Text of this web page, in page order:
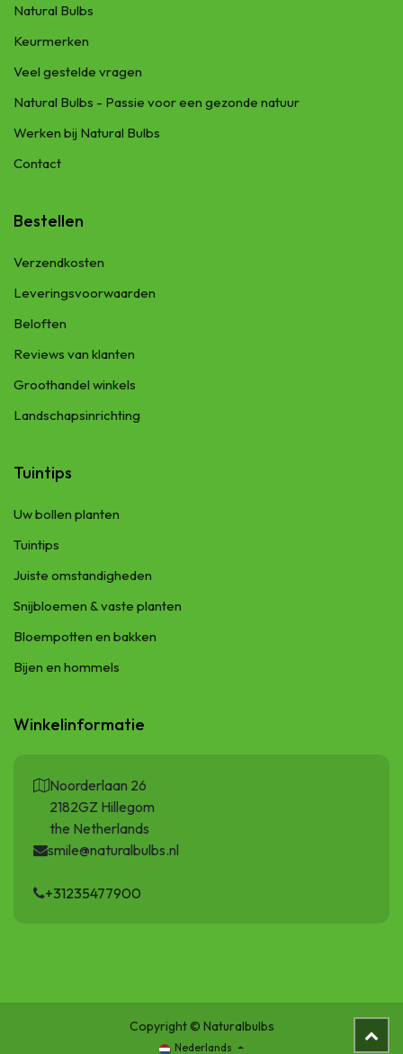
Natural Bulbs
Keurmerken
Veel gestelde vragen
Natural Bulbs - Passie voor een gezonde natuur
Werken bij Natural Bulbs
Contact
Bestellen
Verzendkosten
Leveringsvoorwaarden
Beloften
Reviews van klanten
Groothandel winkels
Landschapsinrichting
Tuintips
Uw bollen planten
Tuintips
Juiste omstandigheden
Snijbloemen & vaste planten
Bloempotten en bakken
Bijen en hommels
Winkelinformatie
Noorderlaan 26
2182GZ Hillegom
the Netherlands
smile@naturalbulbs.nl
+31235477900
Copyright © Naturalbulbs
Nederlands